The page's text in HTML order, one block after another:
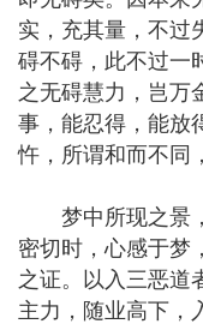
实，充其量，不过
碍不碍，此不过一
之无碍慧力，岂万
事，能忍得，能放
忤，所谓和而不同
梦中所现之景，
密切时，心感于梦
之证。以入三恶道
主力，随业高下，